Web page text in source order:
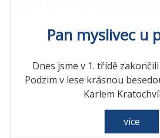
Pan myslivec u
Dnes jsme v 1. třídě
Podzim v lese krásnou
Karlem
více